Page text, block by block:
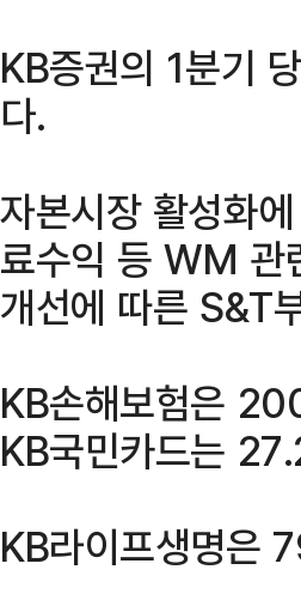
KB증권의 1분기
다.
자본시장 활성화
료수익 등 WM 관
개선에 따른 S&T
KB손해보험은
KB국민카드는
KB라이프생명은